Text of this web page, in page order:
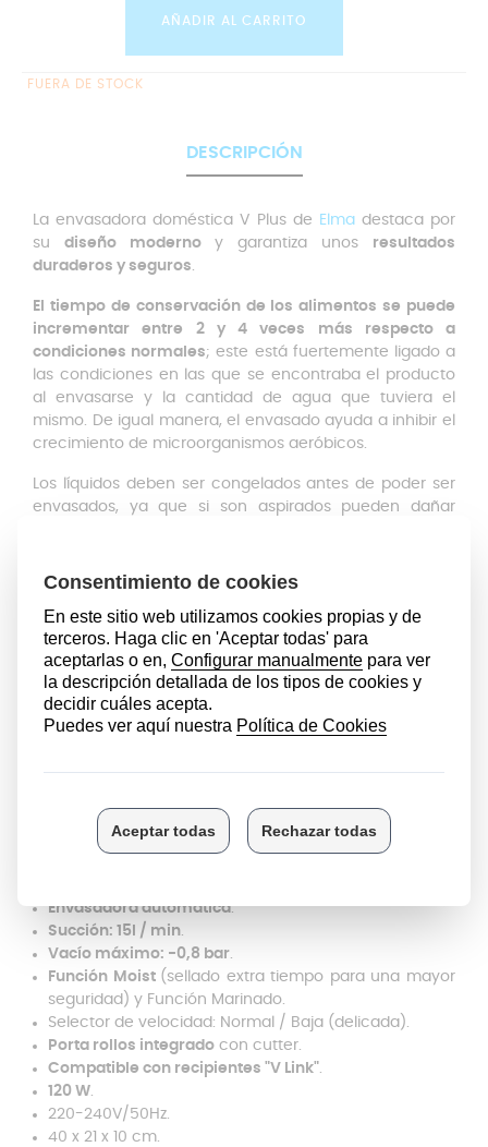
AÑADIR AL CARRITO
FUERA DE STOCK
DESCRIPCIÓN
La envasadora doméstica V Plus de Elmadestaca por
su diseño moderno y garantiza unos resultados
duraderos y seguros.
El tiempo de conservación de los alimentos se puede
incrementar entre 2 y 4 veces más respecto a
condiciones normales; este está fuertemente ligado a
las condiciones en las que se encontraba el producto
al envasarse y la cantidad de agua que tuviera el
mismo. De igual manera, el envasado ayuda a inhibir el
crecimiento de microorganismos aeróbicos.
Los líquidos deben ser congelados antes de poder ser
envasados, ya que si son aspirados pueden dañar
para evitar la aspiración de su jugo por el motivo antes
de especias.
Después de utilizar la máquina, se recomienda limpiar
con jabón neutro tanto la carcasa del aparato, como la
cámara de vacío con el objetivo de garantizar la
higiene y una correcta conservación de la envasadora.
como la goma de sellado se encuentren limpias en
bolsa. Comprueba periódicamente que la cámara de
vacío se encuentra libre de residuos o impurezas para
Envasadora automática.
Succión: 15l / min.
Vacío máximo: -0,8 bar.
Función Moist (sellado extra tiempo para una mayor
seguridad) y Función Marinado.
Selector de velocidad: Normal / Baja (delicada).
Porta rollos integrado con cutter.
Compatible con recipientes "V Link".
120 W.
220-240V/50Hz.
40 x 21 x 10 cm.